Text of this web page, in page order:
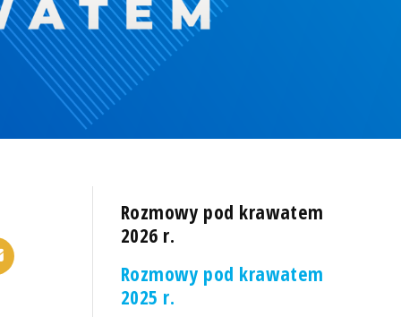
Rozmowy pod krawatem
2026 r.
Rozmowy pod krawatem
2025 r.